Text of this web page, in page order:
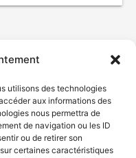
utilisons des technologies
aux informations des
nous permettra de
de navigation ou les ID
ou de retirer son
certaines caractéristiques